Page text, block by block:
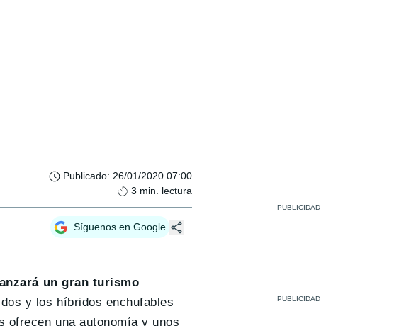
Publicado: 26/01/2020 07:00
3 min. lectura
Síguenos en Google
un gran turismo
y los híbridos enchufables
ofrecen una autonomía y unos